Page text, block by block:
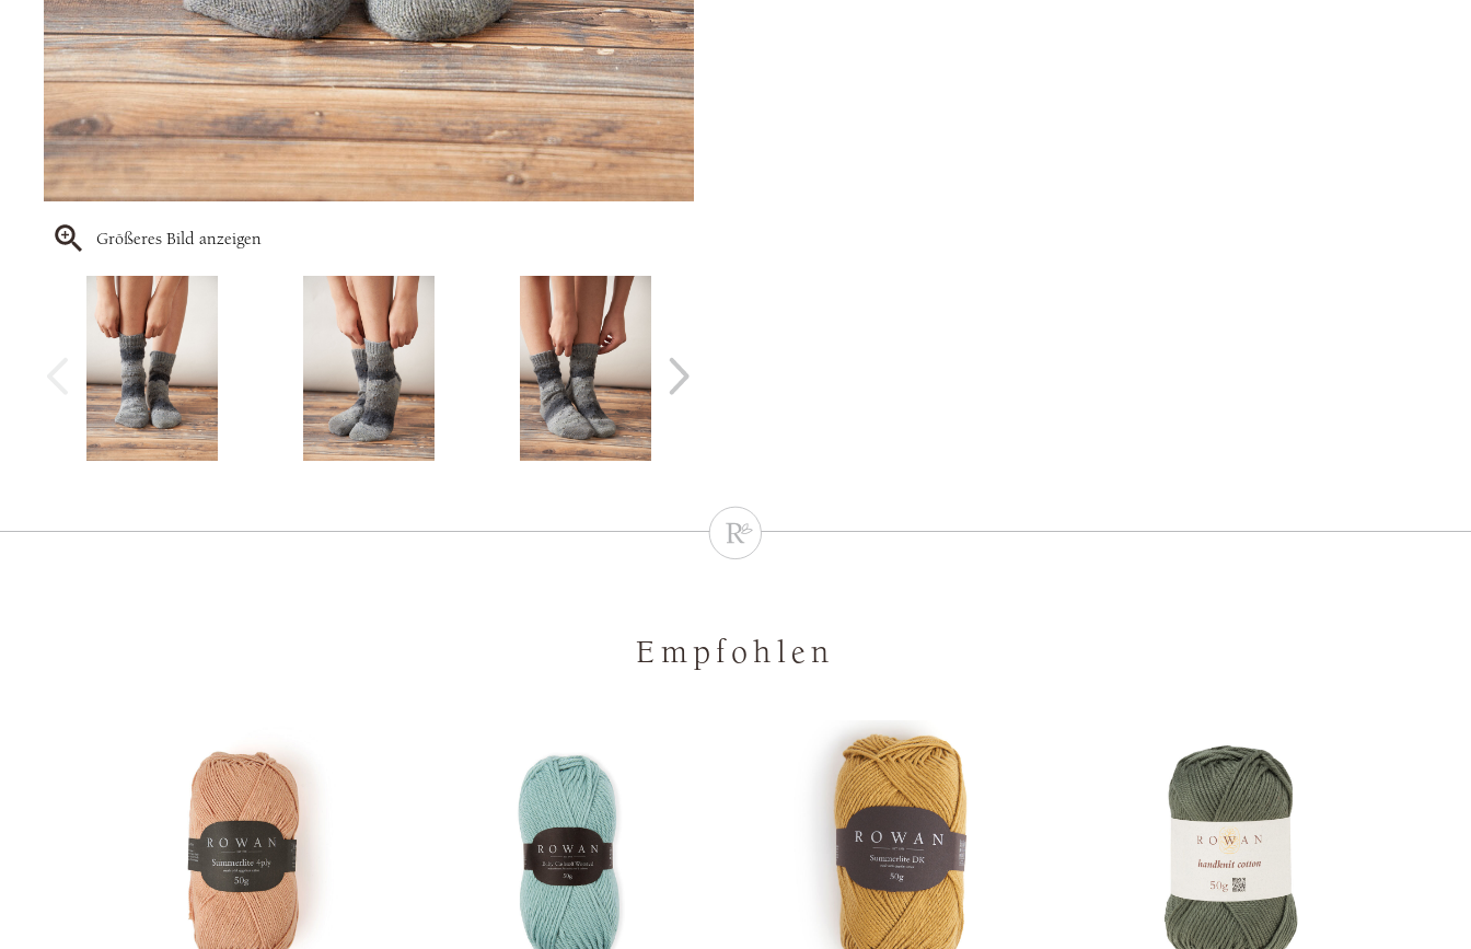
Größeres Bild anzeigen
Empfohlen